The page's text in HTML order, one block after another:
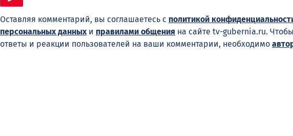
Оставляя комментарий, вы соглашаетесь с политикой
персональных данных и правилами общения на сайте tv-gubernia.ru.
ответы и реакции пользователей на ваши комментарии, необходимо